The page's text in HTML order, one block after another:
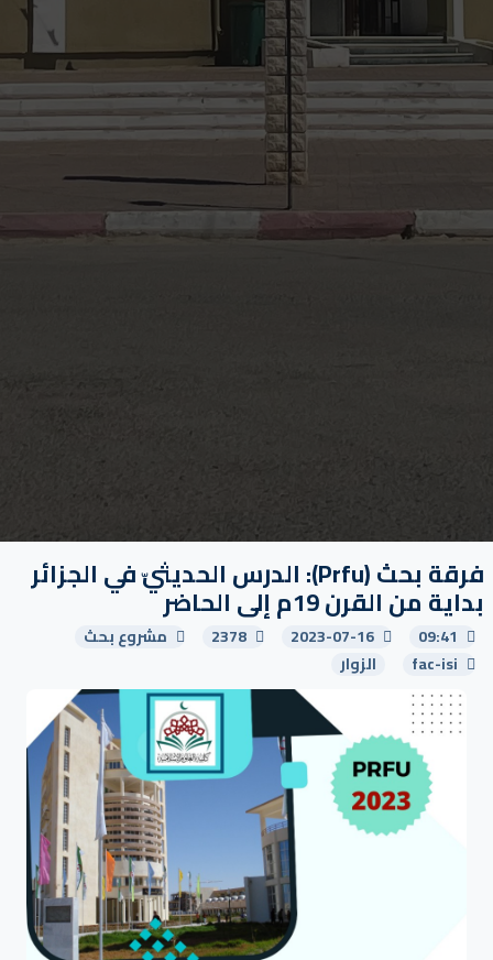
فرقة بحث (Prfu): الدرس الحديثيّ في الجزائر
بداية من القرن 19م إلى الحاضر
09:41
2023-07-16
2378
مشروع بحث
fac-isi
الزوار